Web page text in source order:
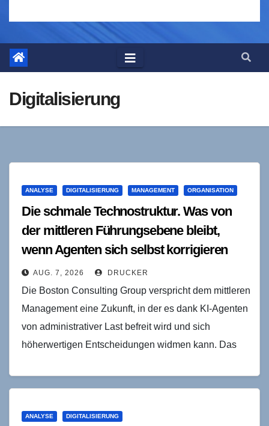
Digitalisierung
ANALYSE DIGITALISIERUNG MANAGEMENT ORGANISATION
Die schmale Technostruktur. Was von
der mittleren Führungsebene bleibt,
wenn Agenten sich selbst korrigieren
AUG. 7, 2026 DRUCKER
Die Boston Consulting Group verspricht dem mittleren
Management eine Zukunft, in der es dank KI-Agenten
von administrativer Last befreit wird und sich
höherwertigen Entscheidungen widmen kann. Das
ANALYSE DIGITALISIERUNG